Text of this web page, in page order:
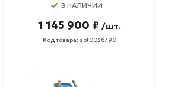
В НАЛИЧИИ
1 145 900 ₽ /шт.
Код товара: spt0036790